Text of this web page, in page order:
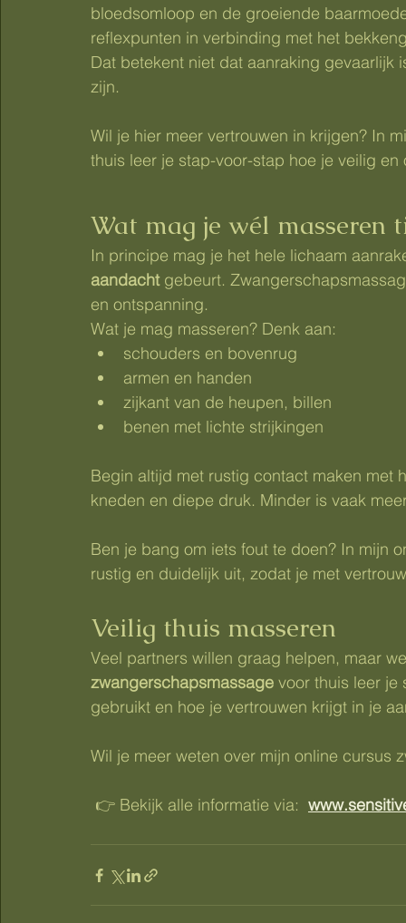
bloedsomloop en de groeiende
reflexpunten in verbinding met het
Dat betekent niet dat aanraking
zijn.
Wil je hier meer vertrouwen in krijgen? In
thuis leer je stap-voor-stap hoe je veilig
Wat mag je wél masseren
In principe mag je het hele lichaam
aandacht gebeurt.
en ontspanning.
Wat je mag masseren? Denk aan:
schouders en bovenrug
armen en handen
zijkant van de heupen, billen
benen met lichte strijkingen
Begin altijd met rustig contact maken met
kneden en diepe druk. Minder is vaak
Ben je bang om iets fout te doen? In mijn
rustig en duidelijk uit, zodat je met
Veilig thuis masseren
Veel partners willen graag helpen, maar
zwangerschapsmassage voor thuis leer
gebruikt en hoe je vertrouwen krijgt in je
Wil je meer weten over mijn online cursus
👉 Bekijk alle informatie via: